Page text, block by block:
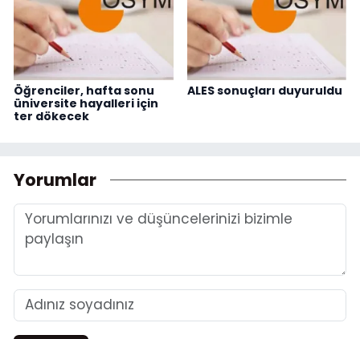
Öğrenciler, hafta sonu
üniversite hayalleri için
ter dökecek
ALES sonuçları duyuruldu
Yorumlar